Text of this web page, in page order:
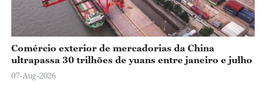
Comércio exterior de mercadorias da China
ultrapassa 30 trilhões de yuans entre janeiro e julho
07-Aug-2026